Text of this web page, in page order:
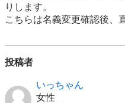
りします。
こちらは名義変更確認後、
投稿者
いっちゃん
女性